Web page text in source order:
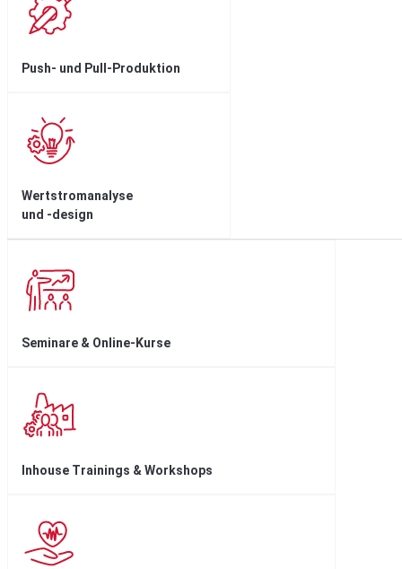
Push- und Pull-Produktion
Wertstromanalyse
und -design
Seminare & Online-Kurse
Inhouse Trainings & Workshops